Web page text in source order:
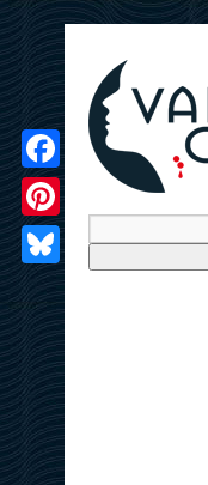
Facebook
Pinterest
Bluesky